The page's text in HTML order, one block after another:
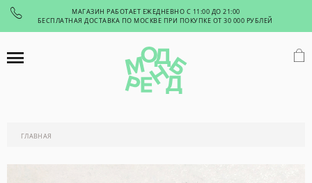
МАГАЗИН РАБОТАЕТ ЕЖЕДНЕВНО С 11:00 ДО 21:00
БЕСПЛАТНАЯ ДОСТАВКА ПО МОСКВЕ ПРИ ПОКУПКЕ ОТ 30 000 РУБЛЕЙ
ГЛАВНАЯ